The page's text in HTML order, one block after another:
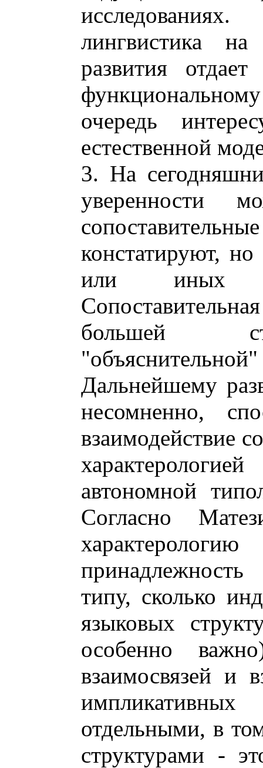
лингвистика
развития
очередь
естественной
3. На
уверенности
констатируют,
или иных
большей
Дальнейшему
несомненно,
взаимодействие
автономной
Согласно
типу, сколько
языковых
особенно
взаимосвязей и
отдельными, в
структурами -